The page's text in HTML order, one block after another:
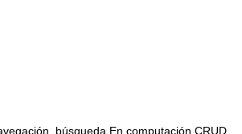
búsqueda En computación CRUD